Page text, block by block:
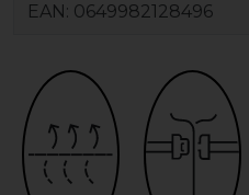
EAN: 0649982128496